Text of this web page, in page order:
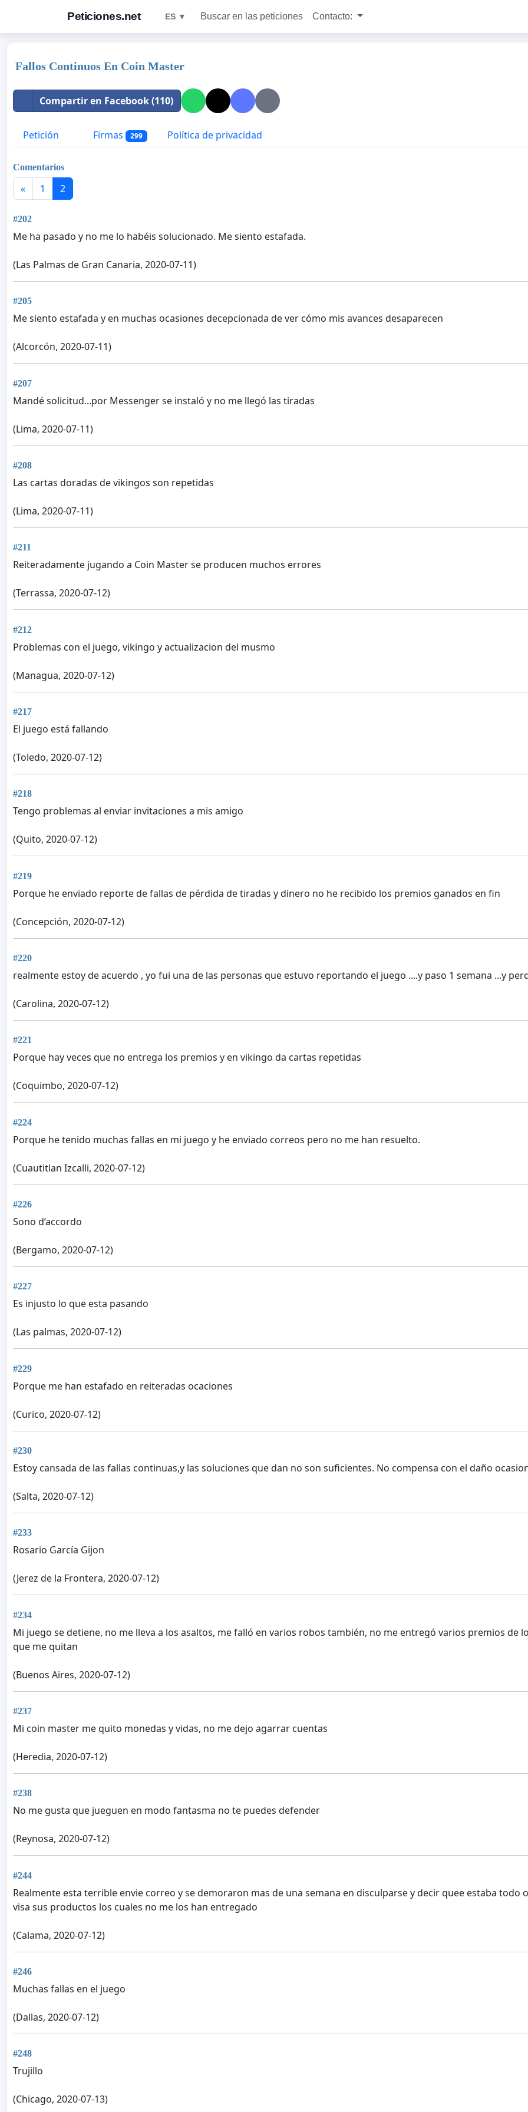
Peticiones.net ES ▼ Buscar en las peticiones Contacto:
Fallos Continuos En Coin Master
Compartir en Facebook (110)
Petición Firmas 299 Política de privacidad
Comentarios
« 1 2
#202
Me ha pasado y no me lo habéis solucionado. Me siento estafada.
(Las Palmas de Gran Canaria, 2020-07-11)
#205
Me siento estafada y en muchas ocasiones decepcionada de ver cómo mis avances desaparecen
(Alcorcón, 2020-07-11)
#207
Mandé solicitud...por Messenger se instaló y no me llegó las tiradas
(Lima, 2020-07-11)
#208
Las cartas doradas de vikingos son repetidas
(Lima, 2020-07-11)
#211
Reiteradamente jugando a Coin Master se producen muchos errores
(Terrassa, 2020-07-12)
#212
Problemas con el juego, vikingo y actualizacion del musmo
(Managua, 2020-07-12)
#217
El juego está fallando
(Toledo, 2020-07-12)
#218
Tengo problemas al enviar invitaciones a mis amigo
(Quito, 2020-07-12)
#219
Porque he enviado reporte de fallas de pérdida de tiradas y dinero no he recibido los premios ganados en fin
(Concepción, 2020-07-12)
#220
realmente estoy de acuerdo , yo fui una de las personas que estuvo reportando el juego ....y paso 1 semana ...y
(Carolina, 2020-07-12)
#221
Porque hay veces que no entrega los premios y en vikingo da cartas repetidas
(Coquimbo, 2020-07-12)
#224
Porque he tenido muchas fallas en mi juego y he enviado correos pero no me han resuelto.
(Cuautitlan Izcalli, 2020-07-12)
#226
Sono d’accordo
(Bergamo, 2020-07-12)
#227
Es injusto lo que esta pasando
(Las palmas, 2020-07-12)
#229
Porque me han estafado en reiteradas ocaciones
(Curico, 2020-07-12)
#230
Estoy cansada de las fallas continuas,y las soluciones que dan no son suficientes. No compensa con el daño
(Salta, 2020-07-12)
#233
Rosario García Gijon
(Jerez de la Frontera, 2020-07-12)
#234
Mi juego se detiene, no me lleva a los asaltos, me falló en varios robos también, no me entregó varios premios de
que me quitan
(Buenos Aires, 2020-07-12)
#237
Mi coin master me quito monedas y vidas, no me dejo agarrar cuentas
(Heredia, 2020-07-12)
#238
No me gusta que jueguen en modo fantasma no te puedes defender
(Reynosa, 2020-07-12)
#244
Realmente esta terrible envie correo y se demoraron mas de una semana en disculparse y decir quee estaba
visa sus productos los cuales no me los han entregado
(Calama, 2020-07-12)
#246
Muchas fallas en el juego
(Dallas, 2020-07-12)
#248
Trujillo
(Chicago, 2020-07-13)